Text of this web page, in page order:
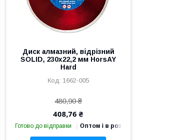
Диск алмазний, відрізний
SOLID, 230х22,2 мм HorsAY
Hard
1662-005
480,90 ₴
408,76 ₴
Готово до відправки Оптом і в роздріб